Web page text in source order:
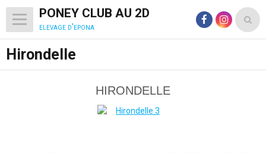
PONEY CLUB AU 2D
elevage d'epona
Hirondelle
HIRONDELLE